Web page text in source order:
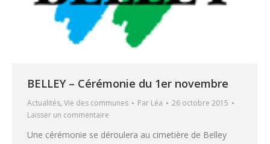
BELLEY – Cérémonie du 1er novembre
Actualités, Vie des communes Par Léa
26 octobre 2015
Laisser un commentaire
Une cérémonie se déroulera au cimetière de Belley